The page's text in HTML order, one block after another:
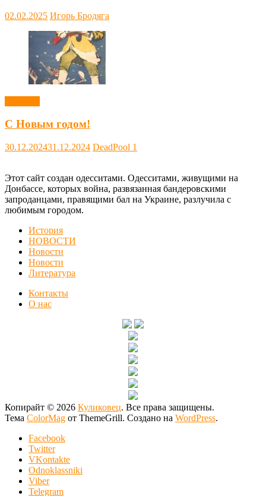
02.02.2025 Игорь Бродяга
С Новым годом!
30.12.202431.12.2024 DeadPool 1
Этот сайт создан одесситами. Одесситами, живущими на
Донбассе, которых война, развязанная бандеровскими
запроданцами, правящими бал на Украине, разлучила с
любимым городом.
История
НОВОСТИ
Новости
Новости
Литература
Контакты
О нас
Копирайт © 2026 Куликовец. Все права защищены.
Тема ColorMag от ThemeGrill. Создано на WordPress.
Facebook
Twitter
VKontakte
Odnoklassniki
Viber
Telegram